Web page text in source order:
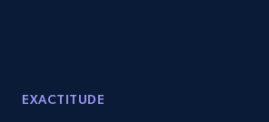
more.
EXACTITUDE